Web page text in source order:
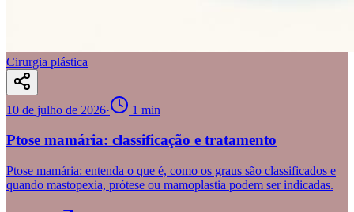
Cirurgia plástica
10 de julho de 2026· 1 min
Ptose mamária: classificação e tratamento
Ptose mamária: entenda o que é, como os graus são classificados e
quando mastopexia, prótese ou mamoplastia podem ser indicadas.